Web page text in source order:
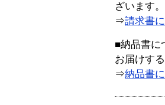
ざいます。
⇒請求書
■納品書に
お届けす
⇒納品書